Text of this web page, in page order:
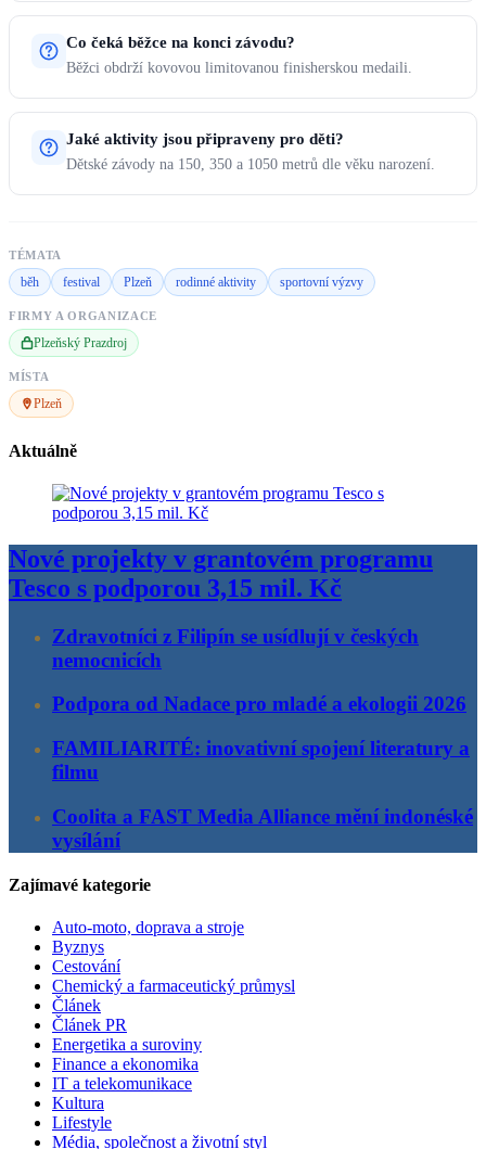
Co čeká běžce na konci závodu?
Běžci obdrží kovovou limitovanou finisherskou medaili.
Jaké aktivity jsou připraveny pro děti?
Dětské závody na 150, 350 a 1050 metrů dle věku narození.
TÉMATA
běh festival Plzeň rodinné aktivity sportovní výzvy
FIRMY A ORGANIZACE
Plzeňský Prazdroj
MÍSTA
Plzeň
Aktuálně
Nové projekty v grantovém programu
Tesco s podporou 3,15 mil. Kč
Zdravotníci z Filipín se usídlují v českých
nemocnicích
Podpora od Nadace pro mladé a ekologii 2026
FAMILIARITÉ: inovativní spojení literatury a
filmu
Coolita a FAST Media Alliance mění indonéské
vysílání
Zajímavé kategorie
Auto-moto, doprava a stroje
Byznys
Cestování
Chemický a farmaceutický průmysl
Článek
Článek PR
Energetika a suroviny
Finance a ekonomika
IT a telekomunikace
Kultura
Lifestyle
Média, společnost a životní styl